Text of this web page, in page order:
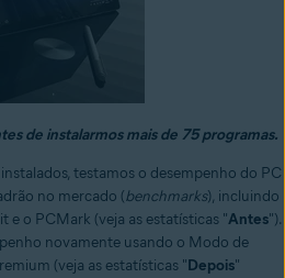
de instalarmos mais de 75 programas.
testamos o desempenho do PC
no mercado (benchmarks), incluindo
o PCMark (veja as estatísticas "Antes").
novamente usando o Modo de
(veja as estatísticas "Depois"